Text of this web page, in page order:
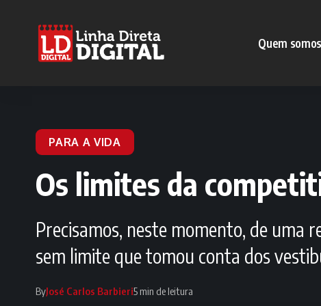
Quem somos
PARA A VIDA
Os limites da
Precisamos, neste momento, de uma
sem limite que tomou conta dos
ByJosé Carlos Barbieri5 min de leitura